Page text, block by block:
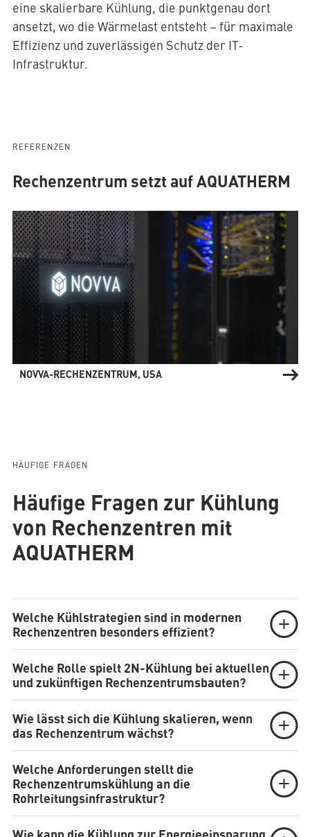
eine skalierbare Kühlung, die punktgenau dort
ansetzt, wo die Wärmelast entsteht – für maximale
Effizienz und zuverlässigen Schutz der IT-
Infrastruktur.
REFERENZEN
Rechenzentrum setzt auf AQUATHERM
NOVVA-RECHENZENTRUM, USA
HÄUFIGE FRAGEN
Häufige Fragen zur Kühlung
von Rechenzentren mit
AQUATHERM
Welche Kühlstrategien sind in modernen
Rechenzentren besonders effizient?
Welche Rolle spielt 2N-Kühlung bei aktuellen
und zukünftigen Rechenzentrumsbauten?
Wie lässt sich die Kühlung skalieren, wenn
das Rechenzentrum wächst?
Welche Anforderungen stellt die
Rechenzentrumskühlung an die
Rohrleitungsinfrastruktur?